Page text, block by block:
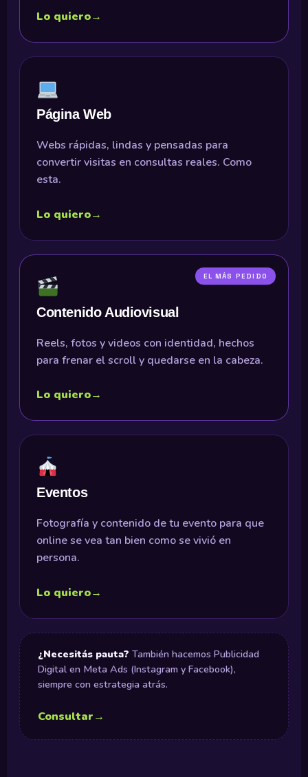
Lo quiero→
Página Web
Webs rápidas, lindas y pensadas para
convertir visitas en consultas reales. Como
esta.
Lo quiero→
EL MÁS PEDIDO
Contenido Audiovisual
Reels, fotos y videos con identidad, hechos
para frenar el scroll y quedarse en la cabeza.
Lo quiero→
Eventos
Fotografía y contenido de tu evento para que
online se vea tan bien como se vivió en
persona.
Lo quiero→
¿Necesitás pauta? También hacemos Publicidad
Digital en Meta Ads (Instagram y Facebook),
siempre con estrategia atrás.
Consultar→